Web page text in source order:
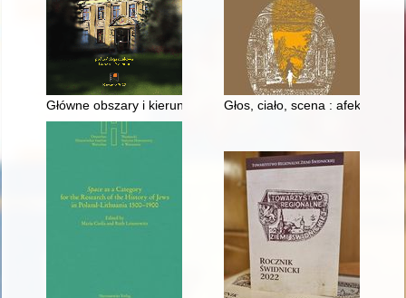
Główne obszary i kierunki badań cieszyńskiego ośrodka
Głos, ciało, scena :